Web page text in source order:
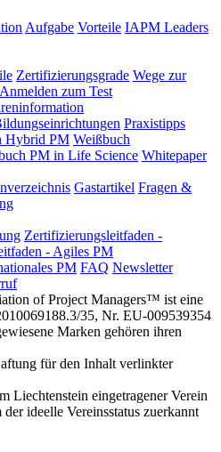
Aufgabe Vorteile IAPM Leaders
Zertifizierungsgrade Wege zur
Anmelden zum Test
Praxistipps
Hybrid PM Weißbuch
PM in Life Science Whitepaper
Gastartikel Fragen &
Zertifizierungsleitfaden -
- Agiles PM
PM FAQ Newsletter
of Project Managers™ ist eine
35, Nr. EU-009539354
Marken gehören ihren
für den Inhalt verlinkter
Liechtenstein eingetragener Verein
ideelle Vereinsstatus zuerkannt